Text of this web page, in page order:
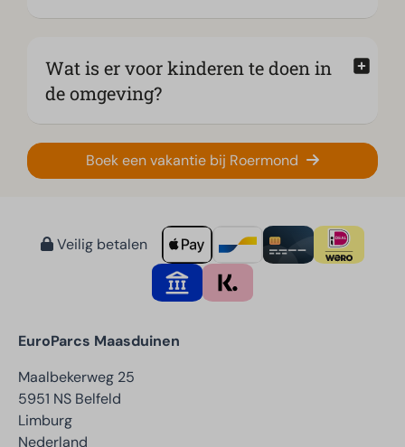
Wat is er voor kinderen te doen in
de omgeving?
Boek een vakantie bij Roermond
Veilig betalen
EuroParcs Maasduinen
Maalbekerweg 25
5951 NS Belfeld
Limburg
Nederland